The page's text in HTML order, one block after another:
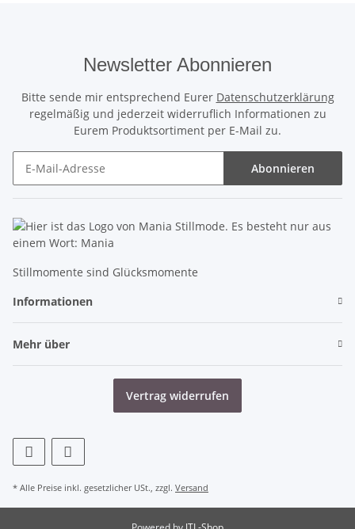
Newsletter Abonnieren
Bitte sende mir entsprechend Eurer Datenschutzerklärung
regelmäßig und jederzeit widerruflich Informationen zu
Eurem Produktsortiment per E-Mail zu.
Abonnieren
Stillmomente sind Glücksmomente
Informationen
Mehr über
Vertrag widerrufen
* Alle Preise inkl. gesetzlicher USt., zzgl. Versand